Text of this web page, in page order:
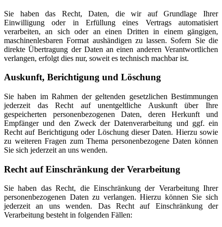
Sie haben das Recht, Daten, die wir auf Grundlage Ihrer
Einwilligung oder in Erfüllung eines Vertrags automatisiert
verarbeiten, an sich oder an einen Dritten in einem gängigen,
maschinenlesbaren Format aushändigen zu lassen. Sofern Sie die
direkte Übertragung der Daten an einen anderen Verantwortlichen
verlangen, erfolgt dies nur, soweit es technisch machbar ist.
Auskunft, Berichtigung und Löschung
Sie haben im Rahmen der geltenden gesetzlichen Bestimmungen
jederzeit das Recht auf unentgeltliche Auskunft über Ihre
gespeicherten personenbezogenen Daten, deren Herkunft und
Empfänger und den Zweck der Datenverarbeitung und ggf. ein
Recht auf Berichtigung oder Löschung dieser Daten. Hierzu sowie
zu weiteren Fragen zum Thema personenbezogene Daten können
Sie sich jederzeit an uns wenden.
Recht auf Einschränkung der Verarbeitung
Sie haben das Recht, die Einschränkung der Verarbeitung Ihrer
personenbezogenen Daten zu verlangen. Hierzu können Sie sich
jederzeit an uns wenden. Das Recht auf Einschränkung der
Verarbeitung besteht in folgenden Fällen: